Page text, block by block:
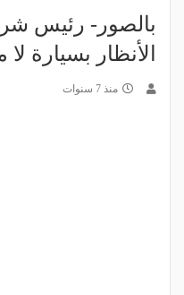
بالصور- رئيس
الأنظار بسيارة لا
منذ 7 سنوات